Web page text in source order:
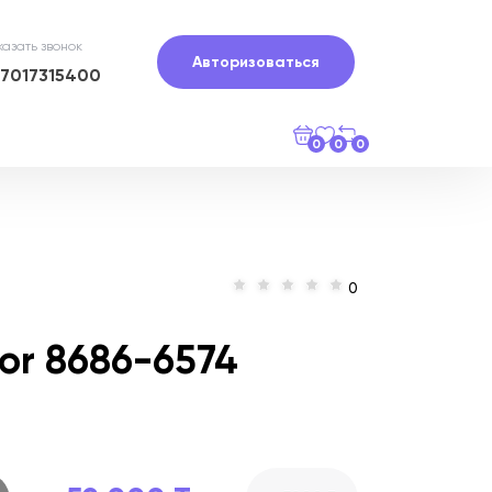
звонок
Авторизоваться
0 0 0
0
8686-6574